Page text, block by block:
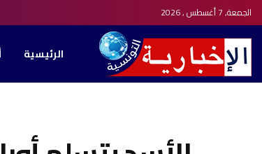
الجمعة, 7 أغسطس , 2026
الرئيسية